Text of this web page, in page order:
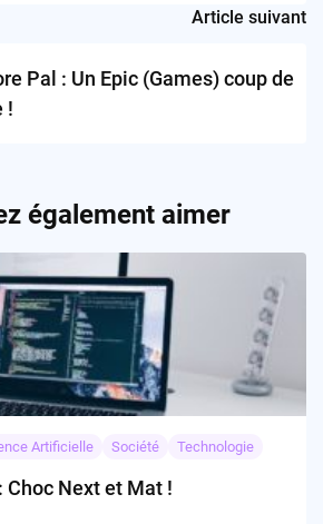
Article suivant
Pal : Un Epic (Games) coup de
!
également aimer
Artificielle Société Technologie
Choc Next et Mat !